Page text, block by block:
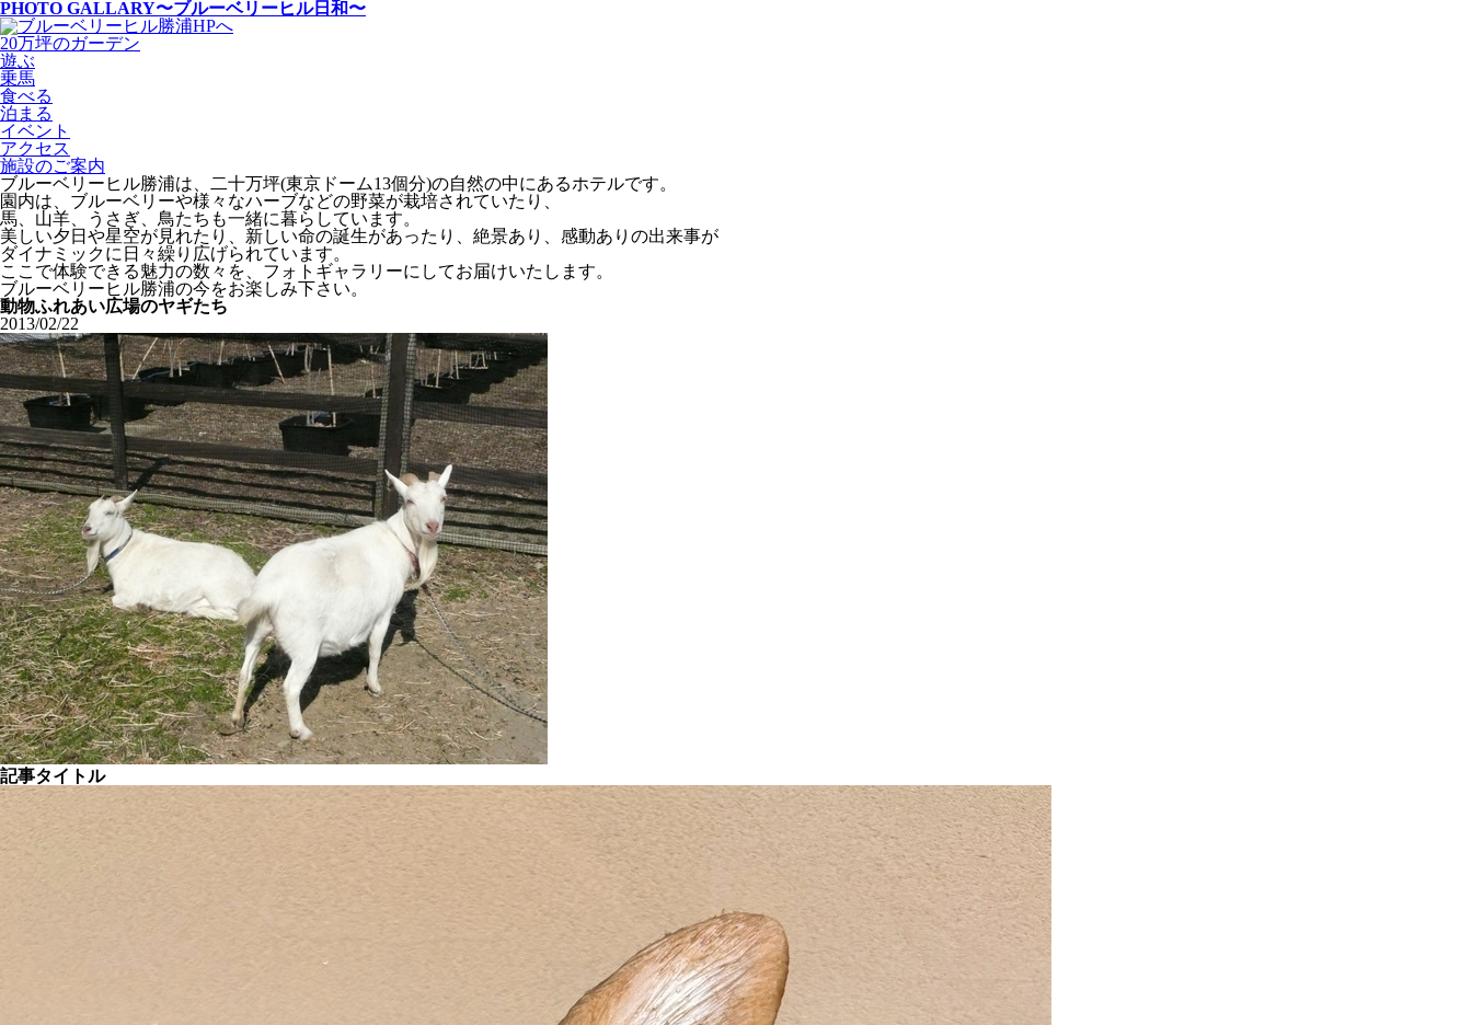
PHOTO GALLARY〜ブルーベリーヒル日和〜
20万坪のガーデン
遊ぶ
乗馬
食べる
泊まる
イベント
アクセス
施設のご案内
ブルーベリーヒル勝浦は、二十万坪(東京ドーム13個分)の自然の中にあるホテルです。
園内は、ブルーベリーや様々なハーブなどの野菜が栽培されていたり、
馬、山羊、うさぎ、鳥たちも一緒に暮らしています。
美しい夕日や星空が見れたり、新しい命の誕生があったり、絶景あり、感動ありの出来事が
ダイナミックに日々繰り広げられています。
ここで体験できる魅力の数々を、フォトギャラリーにしてお届けいたします。
ブルーベリーヒル勝浦の今をお楽しみ下さい。
動物ふれあい広場のヤギたち
2013/02/22
記事タイトル